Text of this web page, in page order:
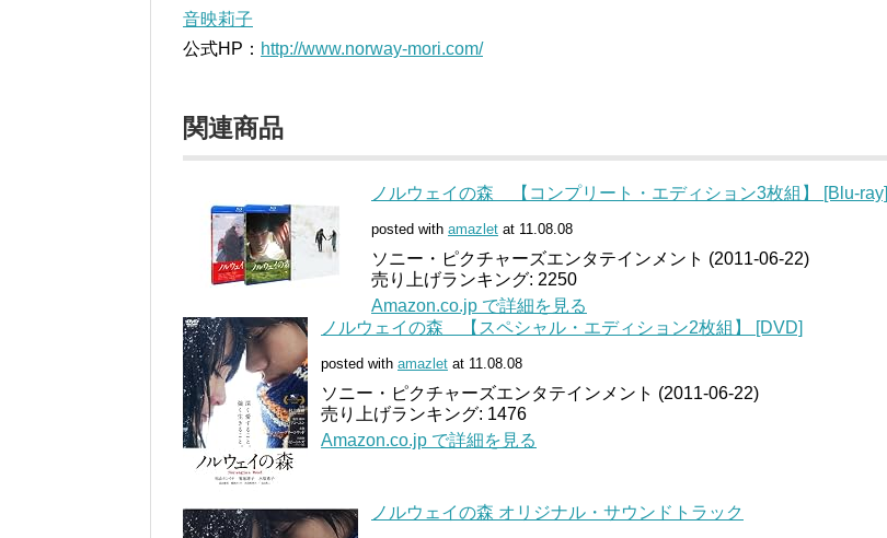
音映莉子
公式HP： http://www.norway-mori.com/
関連商品
ノルウェイの森 【コンプリート・エディション3枚組】 [Blu-ray]
posted with amazlet at 11.08.08
ソニー・ピクチャーズエンタテインメント (2011-06-22)
売り上げランキング: 2250
Amazon.co.jp で詳細を見る
ノルウェイの森 【スペシャル・エディション2枚組】 [DVD]
posted with amazlet at 11.08.08
ソニー・ピクチャーズエンタテインメント (2011-06-22)
売り上げランキング: 1476
Amazon.co.jp で詳細を見る
ノルウェイの森 オリジナル・サウンドトラック